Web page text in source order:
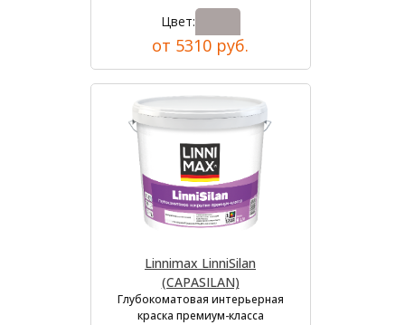
Цвет:
от 5310 руб.
Linnimax LinniSilan
(CAPASILAN)
Глубокоматовая интерьерная
краска премиум-класса